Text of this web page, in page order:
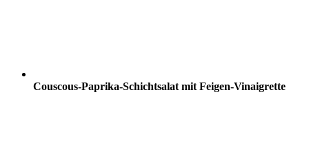
Couscous-Paprika-Schichtsalat mit Feigen-Vinaigrette